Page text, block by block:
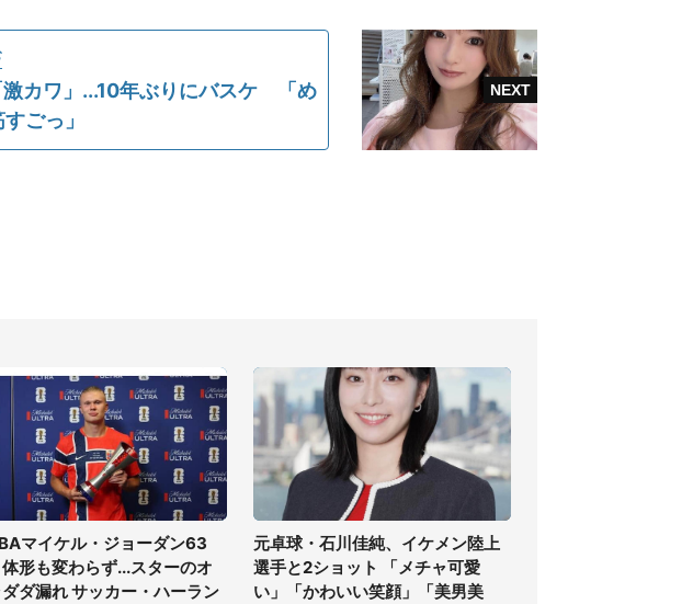
カワ」...10年ぶりにバスケ 「め
ごっ」
マイケル・ジョーダン63
形も変わらず...スターのオ
ダ漏れ サッカー・ハーラン
元卓球・石川佳純、イケメン陸上
選手と2ショット 「メチャ可愛
い」「かわいい笑顔」「美男美